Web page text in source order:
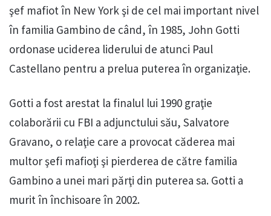
şef mafiot în New York şi de cel mai important nivel
în familia Gambino de când, în 1985, John Gotti
ordonase uciderea liderului de atunci Paul
Castellano pentru a prelua puterea în organizaţie.
Gotti a fost arestat la finalul lui 1990 graţie
colaborării cu FBI a adjunctului său, Salvatore
Gravano, o relaţie care a provocat căderea mai
multor şefi mafioţi şi pierderea de către familia
Gambino a unei mari părţi din puterea sa. Gotti a
murit în închisoare în 2002.